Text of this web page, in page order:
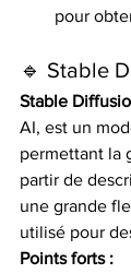
pour
🔹 Stable
Stable
AI, est un
permettant la
partir de
une grande
utilisé pour
Points forts :